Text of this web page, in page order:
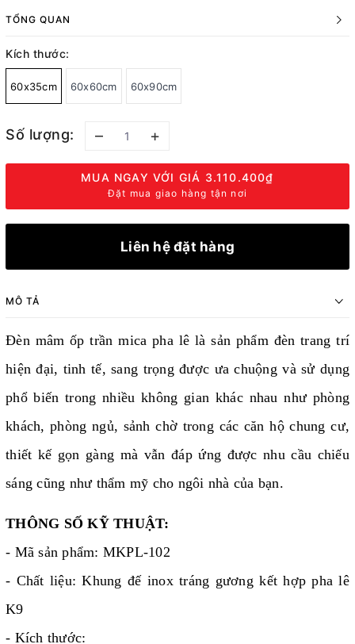
TỔNG QUAN
Kích thước:
60x35cm 60x60cm 60x90cm
Số lượng: – +
MUA NGAY VỚI GIÁ 3.110.400₫
Đặt mua giao hàng tận nơi
Liên hệ đặt hàng
MÔ TẢ
Đèn mâm ốp trần mica pha lê là sản phẩm đèn trang trí
hiện đại, tinh tế, sang trọng được ưa chuộng và sử dụng
phổ biến trong nhiều không gian khác nhau như phòng
khách, phòng ngủ, sảnh chờ trong các căn hộ chung cư,
thiết kế gọn gàng mà vẫn đáp ứng được nhu cầu chiếu
sáng cũng như thẩm mỹ cho ngôi nhà của bạn.
THÔNG SỐ KỸ THUẬT:
- Mã sản phẩm: MKPL-102
- Chất liệu: Khung đế inox tráng gương kết hợp pha lê
K9
- Kích thước: